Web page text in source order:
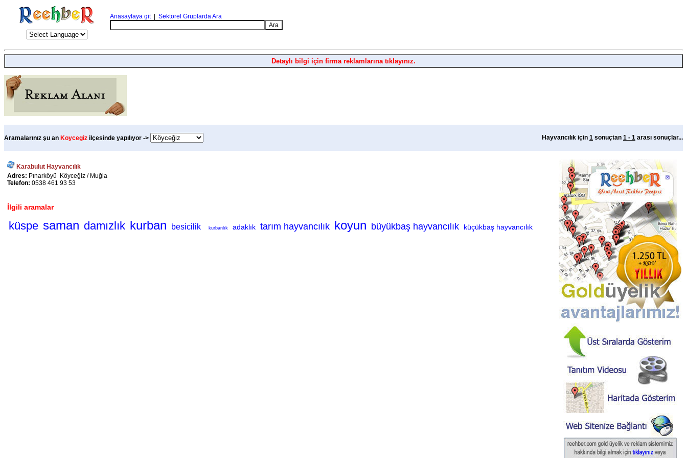
Anasayfaya git| Sektörel Gruplarda Ara
Detaylı bilgi için firma reklamlarına tıklayınız.
Aramalarınız şu an Koycegiz ilçesinde yapılıyor -> Hayvancılık için 1 sonuçtan 1 - 1 arası sonuçlar...
Karabulut Hayvancılık
Adres: Pınarköyü Köyceğiz / Muğla
Telefon: 0538 461 93 53
İlgili aramalar
küspe saman damızlık kurban besicilik kurbanlık adaklık tarım hayvancılık koyun büyükbaş hayvancılık küçükbaş hayvancılık